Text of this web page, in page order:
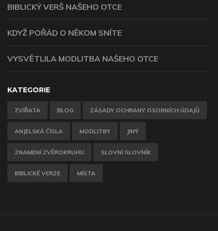
BIBLICKÝ VERŠ NAŠEHO OTCE
KDYŽ POŘÁD O NĚKOM SNÍTE
VYSVĚTLILA MODLITBA NAŠEHO OTCE
KATEGORIE
ZVÍŘATA BLOG ZÁSADY OCHRANY OSOBNÍCH ÚDAJŮ
ANJELSKÁ ČÍSLA MODLITBY JINÝ
ZNAMENÍ ZVĚROKRUHU SLOVNÍ SLOVNÍK
BIBLICKÉ VERZE MÍSTA